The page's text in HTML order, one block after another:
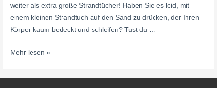
weiter als extra große Strandtücher! Haben Sie es leid, mit
einem kleinen Strandtuch auf den Sand zu drücken, der Ihren
Körper kaum bedeckt und schleifen? Tust du …
Mehr lesen »